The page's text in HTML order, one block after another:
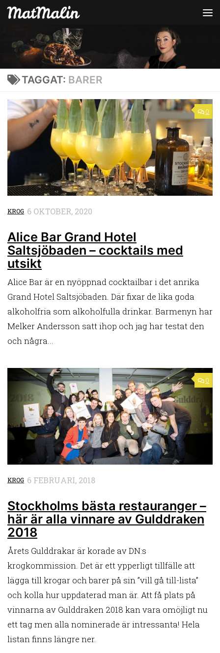
Hoppa till innehåll
TAGGAT: BARER
0
KROG 6 OKTOBER, 2020
Alice Bar Grand Hotel
Saltsjöbaden – cocktails med
utsikt
Alice Bar är en nyöppnad cocktailbar i det anrika
Grand Hotel Saltsjöbaden. Där fixar de lika goda
alkoholfria som alkoholfulla drinkar. Barmenyn har
Melker Andersson satt ihop och jag har testat den
och några...
0
KROG 6 FEBRUARI, 2018
Stockholms bästa restauranger –
här är alla vinnare av Gulddraken
2018
Årets Gulddrakar är korade av DN:s
krogkommission. Det är ett ypperligt tillfälle att
lägga till krogar och barer på sin ”vill gå till-lista”
och kolla hur uppdaterad man är. Att få plats på
vinnarna av Gulddraken 2018 kan vara omöjligt nu
ett tag men alla nominerade är intressanta! Hela
listan finns längre ner.